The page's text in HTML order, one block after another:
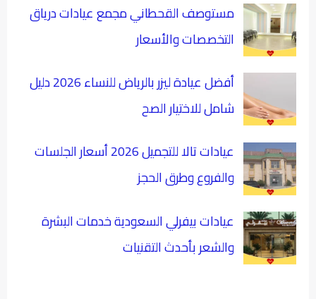
مستوصف القحطاني مجمع عيادات درياق
التخصصات والأسعار
أفضل عيادة ليزر بالرياض للنساء 2026 دليل
شامل للاختيار الصح
عيادات تالا للتجميل 2026 أسعار الجلسات
والفروع وطرق الحجز
عيادات بيفرلي السعودية خدمات البشرة
والشعر بأحدث التقنيات